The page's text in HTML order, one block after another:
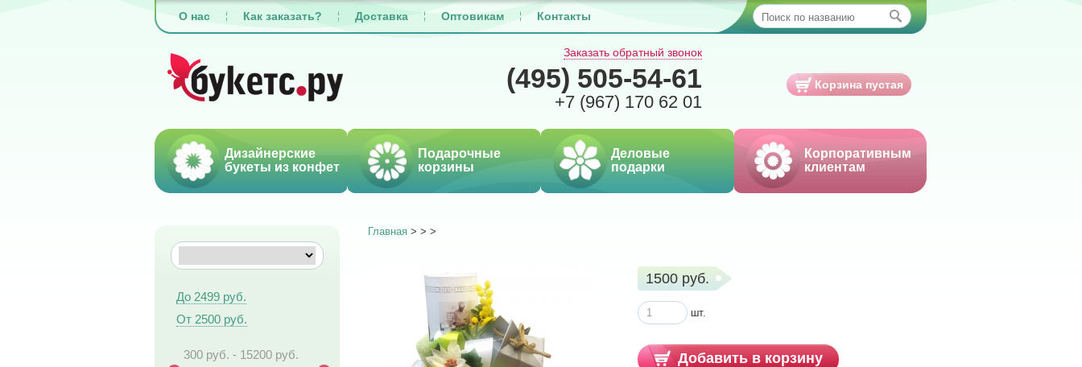
О нас Как заказать? Доставка Оптовикам Контакты
Заказать обратный звонок
(495) 505-54-61
+7 (967) 170 62 01
Корзина пустая
Дизайнерские
букеты из конфет
Подарочные
корзины
Деловые
подарки
Корпоративным
клиентам
До 2499 руб.
От 2500 руб.
Главная > > >
1500 руб.
шт.
Добавить в корзину